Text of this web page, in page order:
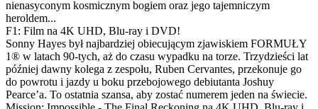
nienasyconym kosmicznym bogiem oraz jego tajemniczym
heroldem...
F1: Film na 4K UHD, Blu-ray i DVD!
Sonny Hayes był najbardziej obiecującym zjawiskiem FORMUŁY
1® w latach 90-tych, aż do czasu wypadku na torze. Trzydzieści lat
później dawny kolega z zespołu, Ruben Cervantes, przekonuje go
do powrotu i jazdy u boku przebojowego debiutanta Joshuy
Pearce’a. To ostatnia szansa, aby zostać numerem jeden na świecie.